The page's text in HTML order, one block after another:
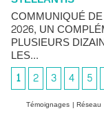
COMMUNIQUÉ
2026, UN
PLUSIEURS
LES...
1
2 3 4 5
Témoignages | Réseau